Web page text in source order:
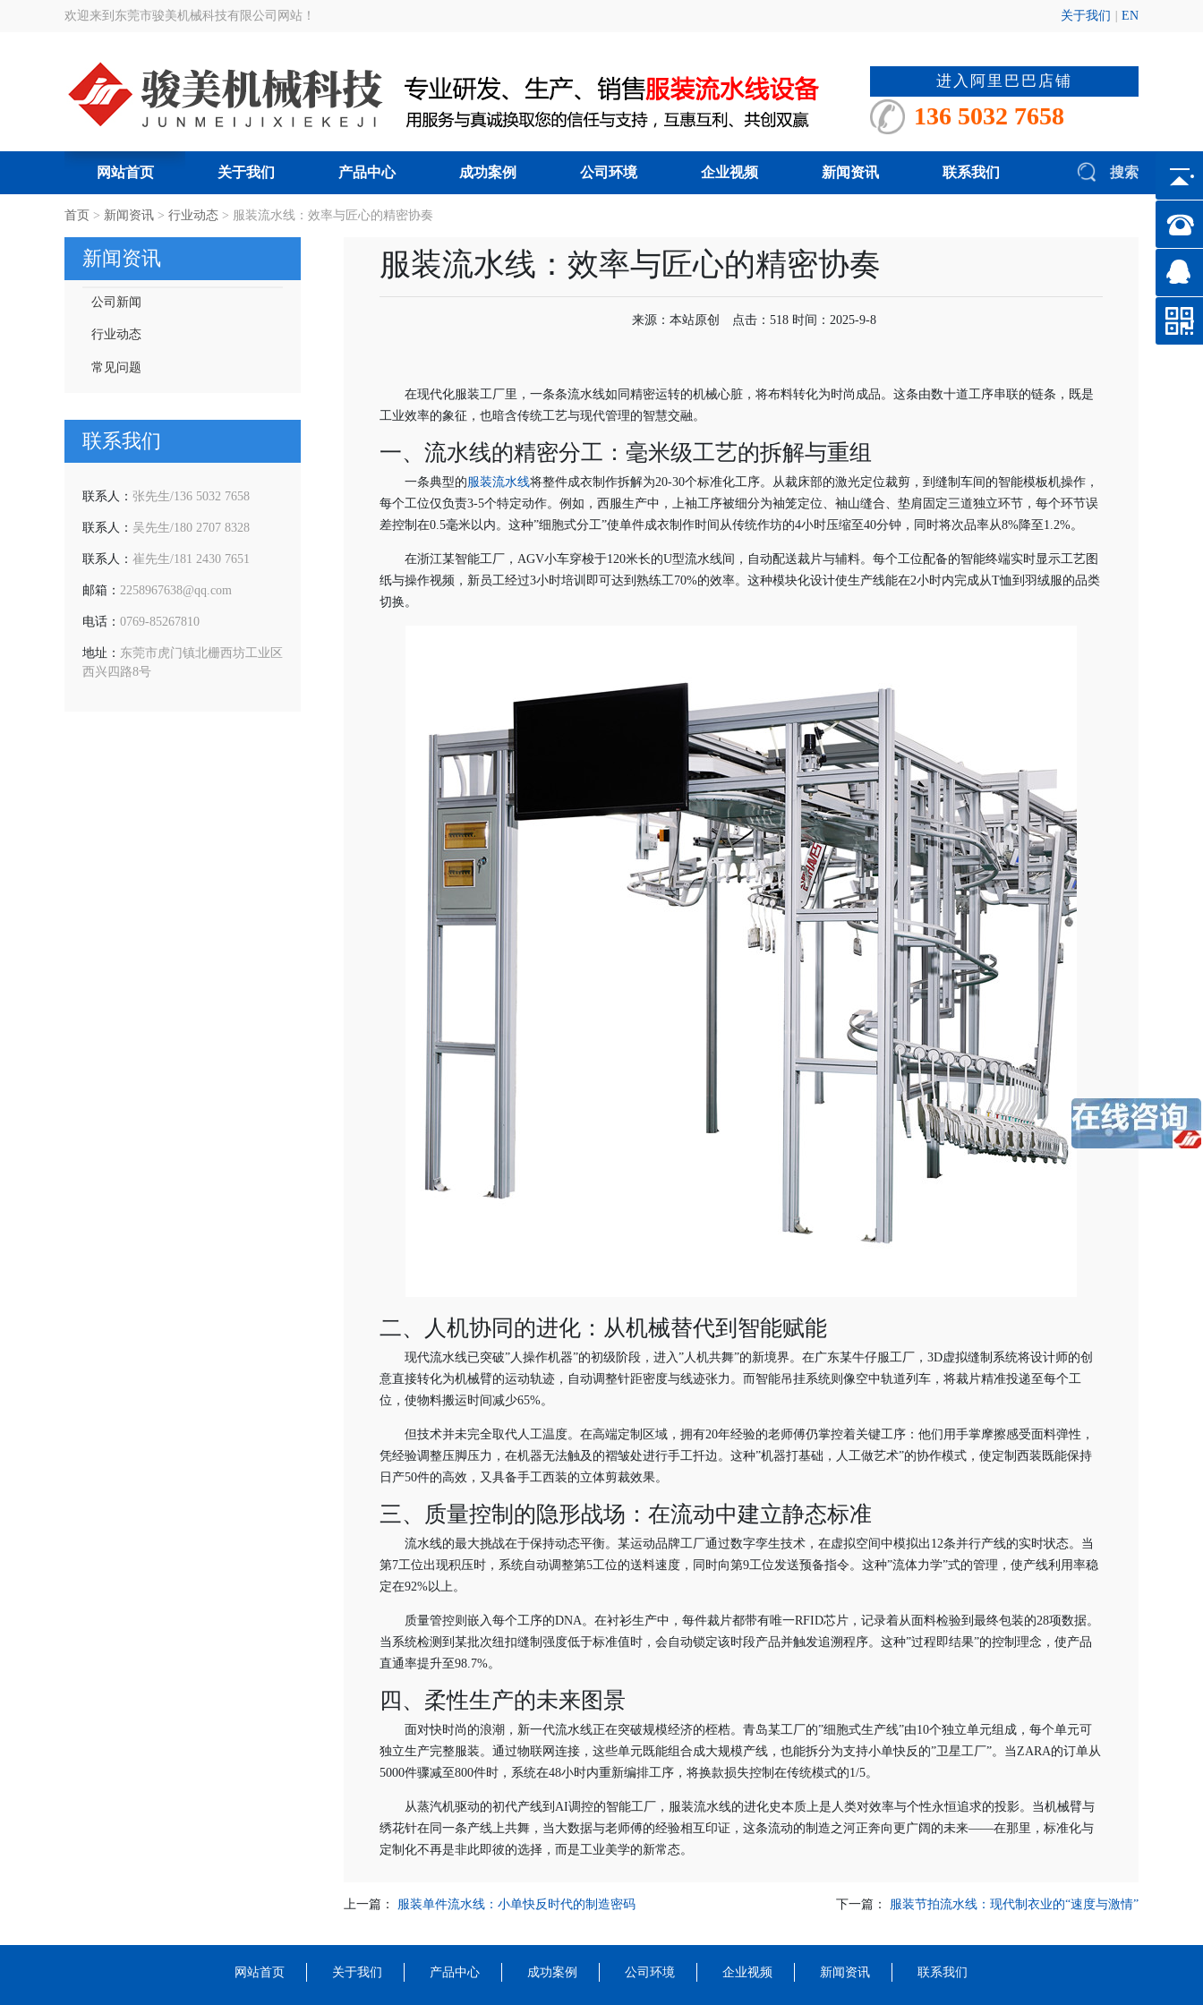
欢迎来到东莞市骏美机械科技有限公司网站！ 关于我们 EN
进入阿里巴巴店铺
136 5032 7658
网站首页 关于我们 产品中心 成功案例 公司环境 企业视频 新闻资讯 联系我们 搜索
搜索关键词: 智能节拍流水线 | 智能吊挂流水线 | 服装厂智能节拍流水线
首页 > 新闻资讯 > 行业动态 > 服装流水线：效率与匠心的精密协奏
服装流水线：效率与匠心的精密协奏
来源：本站原创 点击：518 时间：2025-9-8
在现代化服装工厂里，一条条流水线如同精密运转的机械心脏，将布料转化为时尚成品。这条由数十道工序串联的链条，既是
工业效率的象征，也暗含传统工艺与现代管理的智慧交融。
一、流水线的精密分工：毫米级工艺的拆解与重组
一条典型的服装流水线将整件成衣制作拆解为20-30个标准化工序。从裁床部的激光定位裁剪，到缝制车间的智能模板机操作，
每个工位仅负责3-5个特定动作。例如，西服生产中，上袖工序被细分为袖笼定位、袖山缝合、垫肩固定三道独立环节，每个环节误
差控制在0.5毫米以内。这种”细胞式分工”使单件成衣制作时间从传统作坊的4小时压缩至40分钟，同时将次品率从8%降至1.2%。
在浙江某智能工厂，AGV小车穿梭于120米长的U型流水线间，自动配送裁片与辅料。每个工位配备的智能终端实时显示工艺图
纸与操作视频，新员工经过3小时培训即可达到熟练工70%的效率。这种模块化设计使生产线能在2小时内完成从T恤到羽绒服的品类
切换。
二、人机协同的进化：从机械替代到智能赋能
现代流水线已突破”人操作机器”的初级阶段，进入”人机共舞”的新境界。在广东某牛仔服工厂，3D虚拟缝制系统将设计师的创
意直接转化为机械臂的运动轨迹，自动调整针距密度与线迹张力。而智能吊挂系统则像空中轨道列车，将裁片精准投递至每个工
位，使物料搬运时间减少65%。
但技术并未完全取代人工温度。在高端定制区域，拥有20年经验的老师傅仍掌控着关键工序：他们用手掌摩擦感受面料弹性，
凭经验调整压脚压力，在机器无法触及的褶皱处进行手工扦边。这种”机器打基础，人工做艺术”的协作模式，使定制西装既能保持
日产50件的高效，又具备手工西装的立体剪裁效果。
三、质量控制的隐形战场：在流动中建立静态标准
流水线的最大挑战在于保持动态平衡。某运动品牌工厂通过数字孪生技术，在虚拟空间中模拟出12条并行产线的实时状态。当
第7工位出现积压时，系统自动调整第5工位的送料速度，同时向第9工位发送预备指令。这种”流体力学”式的管理，使产线利用率稳
定在92%以上。
质量管控则嵌入每个工序的DNA。在衬衫生产中，每件裁片都带有唯一RFID芯片，记录着从面料检验到最终包装的28项数据。
当系统检测到某批次纽扣缝制强度低于标准值时，会自动锁定该时段产品并触发追溯程序。这种”过程即结果”的控制理念，使产品
直通率提升至98.7%。
四、柔性生产的未来图景
面对快时尚的浪潮，新一代流水线正在突破规模经济的桎梏。青岛某工厂的”细胞式生产线”由10个独立单元组成，每个单元可
独立生产完整服装。通过物联网连接，这些单元既能组合成大规模产线，也能拆分为支持小单快反的”卫星工厂”。当ZARA的订单从
5000件骤减至800件时，系统在48小时内重新编排工序，将换款损失控制在传统模式的1/5。
从蒸汽机驱动的初代产线到AI调控的智能工厂，服装流水线的进化史本质上是人类对效率与个性永恒追求的投影。当机械臂与
绣花针在同一条产线上共舞，当大数据与老师傅的经验相互印证，这条流动的制造之河正奔向更广阔的未来——在那里，标准化与
定制化不再是非此即彼的选择，而是工业美学的新常态。
上一篇： 服装单件流水线：小单快反时代的制造密码 下一篇： 服装节拍流水线：现代制衣业的“速度与激情”
新闻资讯
公司新闻
行业动态
常见问题
联系我们
联系人： 张先生/136 5032 7658
联系人： 吴先生/180 2707 8328
联系人： 崔先生/181 2430 7651
邮箱： 2258967638@qq.com
电话： 0769-85267810
地址： 东莞市虎门镇北栅西坊工业区
西兴四路8号
网站首页 关于我们 产品中心 成功案例 公司环境 企业视频 新闻资讯 联系我们